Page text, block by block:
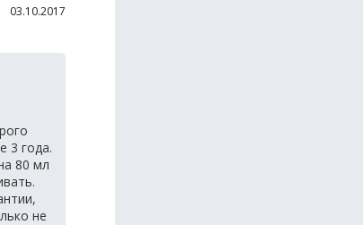
03.10.2017
3 года.
80 мл
не